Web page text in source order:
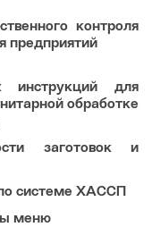
контроля
предприятий
инструкций для
обработке
заготовок и
системе ХАССП
меню